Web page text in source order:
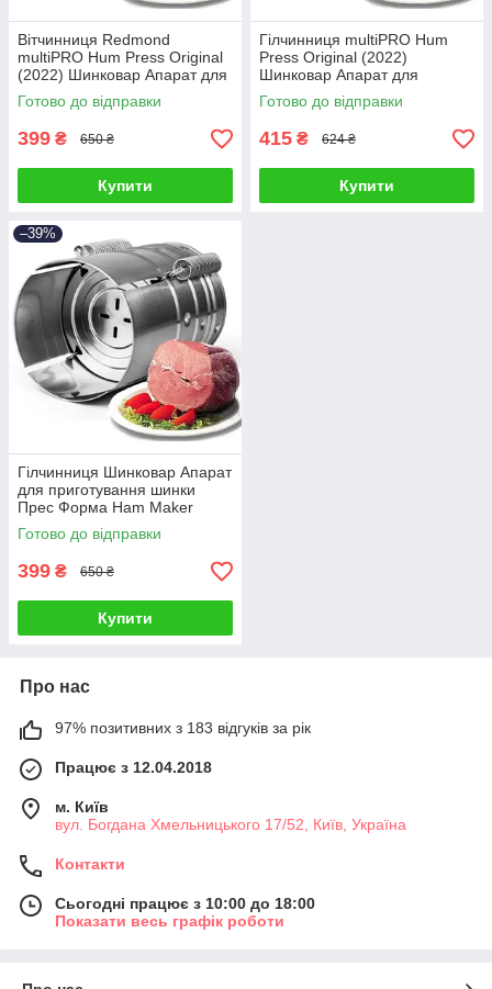
Вітчинниця Redmond
multiPRO Hum Press Original
(2022) Шинковар Апарат для
Приготування шинки Прес
Форма
Готово до відправки
399 ₴ 650 ₴
Купити
Гілчинниця multiPRO Hum
Press Original (2022)
Шинковар Апарат для
Приготування шинки Прес
Форма
Готово до відправки
415 ₴ 624 ₴
Купити
–39%
Гілчинниця Шинковар Апарат
для приготування шинки
Прес Форма Ham Maker
Готово до відправки
399 ₴ 650 ₴
Купити
Про нас
97% позитивних з 183 відгуків за рік
Працює з 12.04.2018
м. Київ
вул. Богдана Хмельницького 17/52, Київ, Україна
Контакти
Сьогодні працює з 10:00 до 18:00
Показати весь графік роботи